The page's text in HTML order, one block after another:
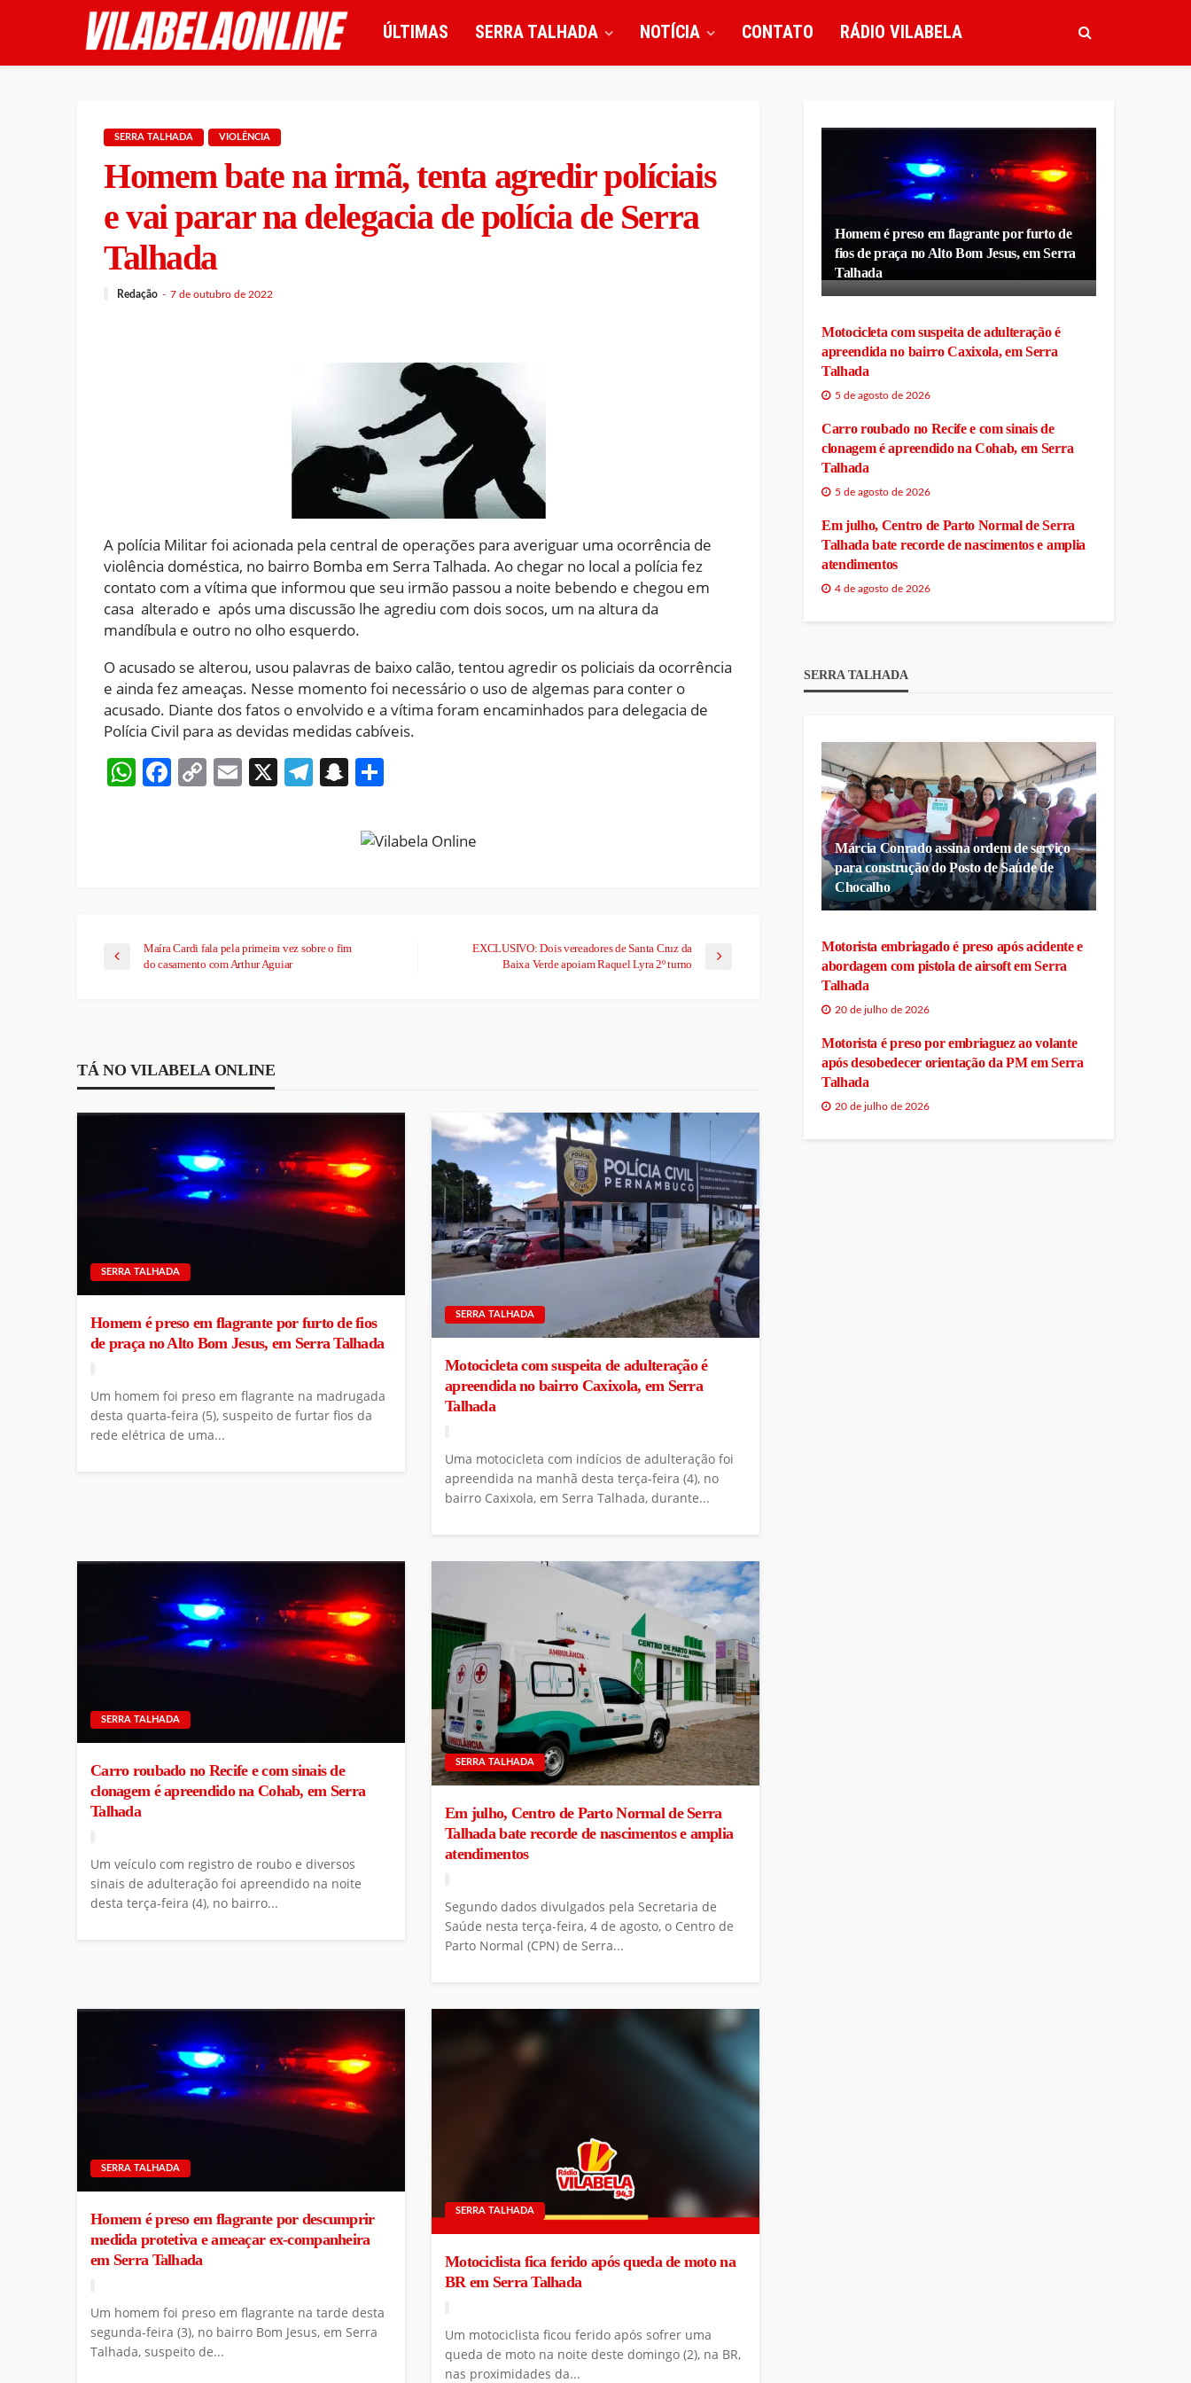
ÚLTIMAS SERRA TALHADA NOTÍCIA CONTATO RÁDIO VILABELA
SERRA TALHADA VIOLÊNCIA
Homem bate na irmã, tenta agredir políciais
e vai parar na delegacia de polícia de Serra
Talhada
Redação 7 de outubro de 2022
A polícia Militar foi acionada pela central de operações para averiguar uma ocorrência de
violência doméstica, no bairro Bomba em Serra Talhada. Ao chegar no local a polícia fez
contato com a vítima que informou que seu irmão passou a noite bebendo e chegou em
casa alterado e após uma discussão lhe agrediu com dois socos, um na altura da
mandíbula e outro no olho esquerdo.
O acusado se alterou, usou palavras de baixo calão, tentou agredir os policiais da ocorrência
e ainda fez ameaças. Nesse momento foi necessário o uso de algemas para conter o
acusado. Diante dos fatos o envolvido e a vítima foram encaminhados para delegacia de
Polícia Civil para as devidas medidas cabíveis.
WhatsApp
Facebook
CopyEmail
X Telegram
Snapchat
Maíra Cardi fala pela primeira vez sobre o fim
do casamento com Arthur Aguiar
EXCLUSIVO: Dois vereadores de Santa Cruz da
Baixa Verde apoiam Raquel Lyra 2º turno
TÁ NO VILABELA ONLINE
SERRA TALHADA
Homem é preso em flagrante por furto de fios
de praça no Alto Bom Jesus, em Serra Talhada
Um homem foi preso em flagrante na madrugada
desta quarta-feira (5), suspeito de furtar fios da
rede elétrica de uma...
SERRA TALHADA
Motocicleta com suspeita de adulteração é
apreendida no bairro Caxixola, em Serra
Talhada
Uma motocicleta com indícios de adulteração foi
apreendida na manhã desta terça-feira (4), no
bairro Caxixola, em Serra Talhada, durante...
SERRA TALHADA
Carro roubado no Recife e com sinais de
clonagem é apreendido na Cohab, em Serra
Talhada
Um veículo com registro de roubo e diversos
sinais de adulteração foi apreendido na noite
desta terça-feira (4), no bairro...
SERRA TALHADA
Em julho, Centro de Parto Normal de Serra
Talhada bate recorde de nascimentos e amplia
atendimentos
Segundo dados divulgados pela Secretaria de
Saúde nesta terça-feira, 4 de agosto, o Centro de
Parto Normal (CPN) de Serra...
SERRA TALHADA
Homem é preso em flagrante por descumprir
medida protetiva e ameaçar ex-companheira
em Serra Talhada
Um homem foi preso em flagrante na tarde desta
segunda-feira (3), no bairro Bom Jesus, em Serra
Talhada, suspeito de...
SERRA TALHADA
Motociclista fica ferido após queda de moto na
BR em Serra Talhada
Um motociclista ficou ferido após sofrer uma
queda de moto na noite deste domingo (2), na BR,
nas proximidades da...
Homem é preso em flagrante por furto de
fios de praça no Alto Bom Jesus, em Serra
Talhada
Motocicleta com suspeita de adulteração é
apreendida no bairro Caxixola, em Serra
Talhada
5 de agosto de 2026
Carro roubado no Recife e com sinais de
clonagem é apreendido na Cohab, em Serra
Talhada
5 de agosto de 2026
Em julho, Centro de Parto Normal de Serra
Talhada bate recorde de nascimentos e amplia
atendimentos
4 de agosto de 2026
SERRA TALHADA
Márcia Conrado assina ordem de serviço
para construção do Posto de Saúde de
Chocalho
Motorista embriagado é preso após acidente e
abordagem com pistola de airsoft em Serra
Talhada
20 de julho de 2026
Motorista é preso por embriaguez ao volante
após desobedecer orientação da PM em Serra
Talhada
20 de julho de 2026